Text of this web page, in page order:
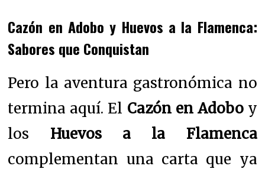
Cazón en Adobo y Huevos a la Flamenca:
Sabores que Conquistan
Pero la aventura gastronómica no
termina aquí. El Cazón en Adoboy
los Huevos a la Flamenca
complementan una carta que ya